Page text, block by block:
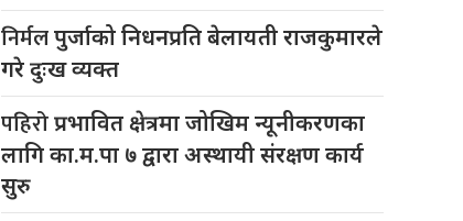
निर्मलपुर्जाको निधनप्रति बेलायती राजकुमारले
गरे दुःख व्यक्त
पहिरोप्रभावित क्षेत्रमा जोखिम न्यूनीकरणका
लागि का.म.पा ७ द्वारा अस्थायी संरक्षण कार्य
सुरु